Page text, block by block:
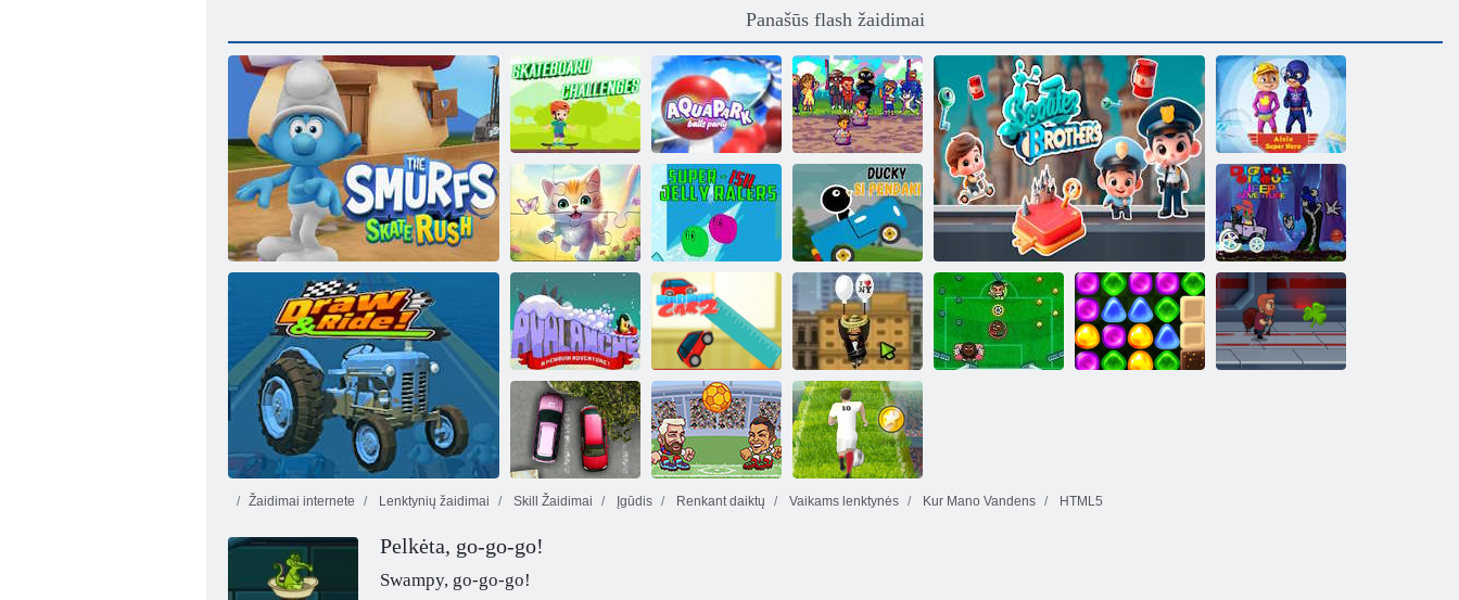
Panašūs flash žaidimai
Smurfs Skate Rush
Riedlenčių
iššūkiai
Vandens parko
balių vakarėlis
BALAP
KARUNG
Super
Super herojus
Alvinas
Dėlionė:
kačiukas su
drugeliu
Super-ish želė
lenktynininkai
„Ducky Si
Pembalap“
Skaitmeninis
cirko džipo
nuotykis
Lavinos
pingvinų
nuotykis!
Guminis
automobilis 2
„Amigo Pancho
2“: Niujorko
vakarėlis
Parkavimo Fury
Žaidimai internete Lenktynių žaidimai Skill Žaidimai Įgūdis Renkant daiktų Vaikams lenktynės Kur Mano Vandens HTML5
Pelkėta, go-go-go!
Swampy, go-go-go!